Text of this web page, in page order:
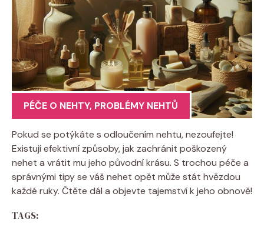
PÉČE O NEHTY, PROBLÉMY NEHTŮ
Pokud se potýkáte s odloučením nehtu, nezoufejte!
Existují efektivní způsoby, jak zachránit poškozený
nehet a vrátit mu jeho původní krásu. S trochou péče a
správnými tipy se váš nehet opět může stát hvězdou
každé ruky. Čtěte dál a objevte tajemství k jeho obnově!
TAGS: